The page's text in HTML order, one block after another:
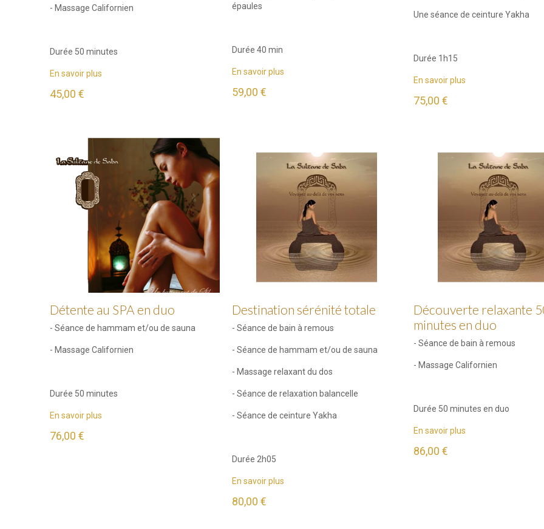
- Massage Californien
Durée 50 minutes
En savoir plus
45,00 €
épaules
Durée 40 min
En savoir plus
59,00 €
Une séance de ceinture Yakha
Durée 1h15
En savoir plus
75,00 €
Détente au SPA en duo
- Séance de hammam et/ou de sauna
- Massage Californien
Durée 50 minutes
En savoir plus
76,00 €
Destination sérénité totale
- Séance de bain à remous
- Séance de hammam et/ou de sauna
- Massage relaxant du dos
- Séance de relaxation balancelle
- Séance de ceinture Yakha
Durée 2h05
En savoir plus
80,00 €
Découverte relaxante
minutes en duo
- Séance de bain à remous
- Massage Californien
Durée 50 minutes en duo
En savoir plus
86,00 €